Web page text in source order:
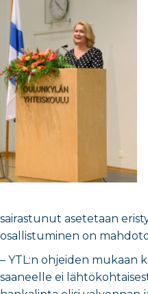
sairastunut asetetaan
osallistuminen on
– YTL:n ohjeiden mukaan
saaneelle ei